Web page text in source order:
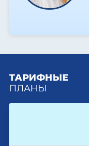
ТАРИФНЫЕ
ПЛАНЫ